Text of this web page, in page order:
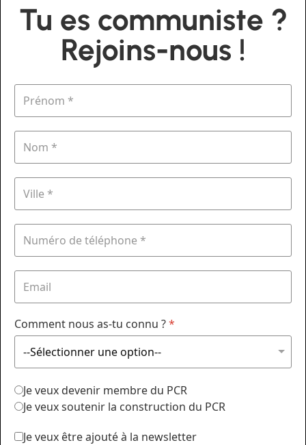
Tu es communiste ?
Rejoins-nous !
Comment nous as-tu connu ?*
Je veux devenir membre du PCR
Je veux soutenir la construction du PCR
Je veux être ajouté à la newsletter